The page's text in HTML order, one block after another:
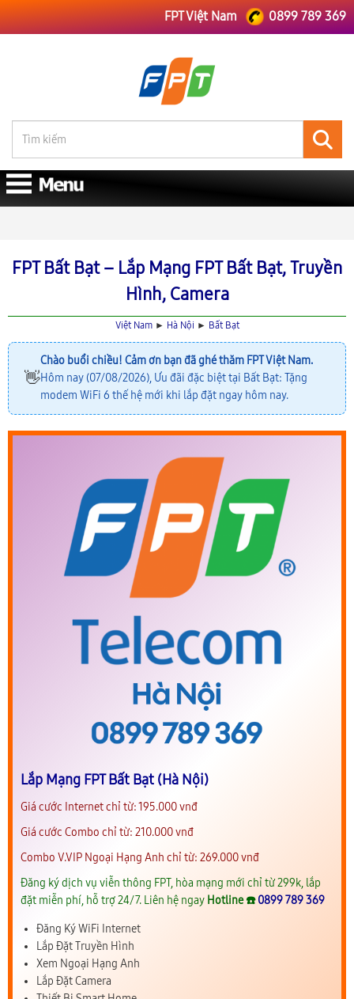
FPT Việt Nam 0899 789 369
FPT Bất Bạt – Lắp Mạng FPT Bất Bạt, Truyền
Hình, Camera
Việt Nam► Hà Nội ► Bất Bạt
👋
Chào buổi chiều! Cảm ơn bạn đã ghé thăm FPT Việt Nam.
Hôm nay (07/08/2026), Ưu đãi đặc biệt tại Bất Bạt: Tặng
modem WiFi 6 thế hệ mới khi lắp đặt ngay hôm nay.
Lắp Mạng FPT Bất Bạt (Hà Nội)
Giá cước Internet chỉ từ: 195.000 vnđ
Giá cước Combo chỉ từ: 210.000 vnđ
Combo V.VIP Ngoại Hạng Anh chỉ từ: 269.000 vnđ
Đăng ký dịch vụ viễn thông FPT, hòa mạng mới chỉ từ 299k, lắp
đặt miễn phí, hỗ trợ 24/7. Liên hệ ngay Hotline ☎️0899 789 369
Đăng Ký WiFi Internet
Lắp Đặt Truyền Hình
Xem Ngoại Hạng Anh
Lắp Đặt Camera